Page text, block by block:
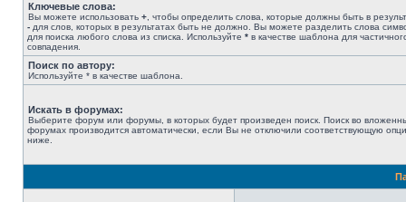
Ключевые слова:
Вы можете использовать + , чтобы определить слова, которые должны быть в
- для слов, которых в результатах быть не должно. Вы можете разделить слова
для поиска любого слова из списка. Используйте * в качестве шаблона для
совпадения.
Поиск по автору:
Используйте * в качестве шаблона.
Искать в форумах:
Выберите форум или форумы, в которых будет произведен поиск. Поиск во
форумах производится автоматически, если Вы не отключили соответствующую
ниже.